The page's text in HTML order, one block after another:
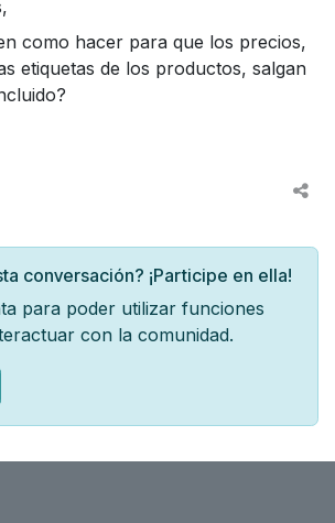
como hacer para que los precios,
etiquetas de los productos, salgan
conversación? ¡Participe en ella!
para poder utilizar funciones
con la comunidad.